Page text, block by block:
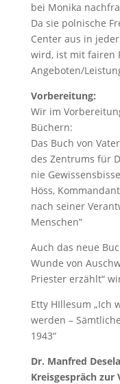
bei Monika
Da sie polnische
Center aus in
wird, ist mit fairen
Angeboten/
Vorbereitung:
Wir im
Büchern:
Das Buch von
des Zentrums für
nie
Höss,
nach seiner
Menschen”
Auch das neue
Wunde von
Priester erzählt“
Etty HIllesum „Ich
werden –
1943“
Dr. Manfred
Kreisgespräch zur